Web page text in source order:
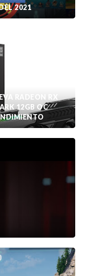
2021
RADEON RX
12GB OC